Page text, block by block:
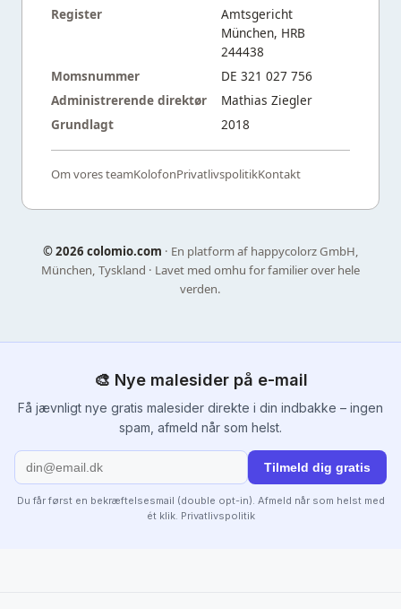
Register
Amtsgericht
München, HRB
244438
Momsnummer
DE 321 027 756
Administrerende direktør
Mathias Ziegler
Grundlagt
2018
Om vores teamKolofonPrivatlivspolitikKontakt
©2026 colomio.com · En platform af happycolorz GmbH,
München, Tyskland · Lavet med omhu for familier over hele
verden.
🎨 Nye malesider på e-mail
Få jævnligt nye gratis malesider direkte i din indbakke – ingen
spam, afmeld når som helst.
Tilmeld dig gratis
Du får først en bekræftelsesmail (double opt-in). Afmeld når som helst med
ét klik. Privatlivspolitik